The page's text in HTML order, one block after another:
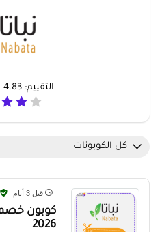
التقييم: 4.83
كل الكوبونات
قبل 3 أيام
2026